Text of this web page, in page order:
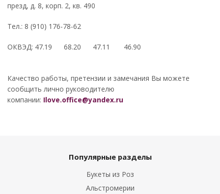
презд, д. 8, корп. 2, кв. 490
Тел.: 8 (910) 176-78-62
ОКВЭД: 47.19 68.20 47.11 46.90
Качество работы, претензии и замечания Вы можете
сообщить лично руководителю
компании: Ilove.office@yandex.ru
Популярные разделы
Букеты из Роз
Альстромерии